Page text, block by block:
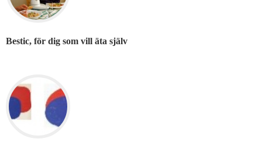
Bestic, för dig som vill äta själv